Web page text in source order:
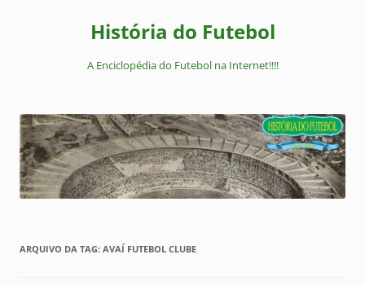
História do Futebol
A Enciclopédia do Futebol na Internet!!!!
ARQUIVO DA TAG: AVAÍ FUTEBOL CLUBE